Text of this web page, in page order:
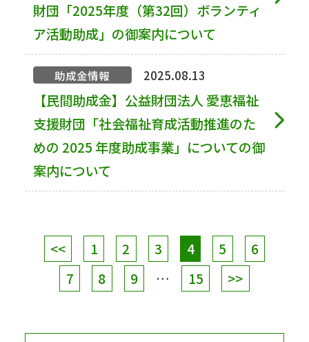
財団「2025年度（第32回）ボランティ
ア活動助成」の御案内について
助成金情報 2025.08.13
【民間助成金】公益財団法人 愛恵福祉
支援財団「社会福祉育成活動推進のた
めの 2025 年度助成事業」についての御
案内について
<< 1 2 3 4 5
6
7
8 9 … 15 >>